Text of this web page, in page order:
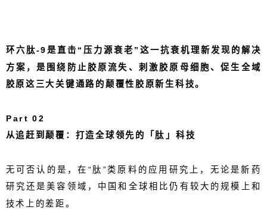
环六肽-9是直击“压力源衰老”这一抗衰机理新发现的解决
方案，是围绕防止胶原流失、刺激胶原母细胞、促生全域
胶原这三大关键通路的颠覆性胶原新生科技。
Part 02
从追赶到颠覆：打造全球领先的「肽 」科技
无可否认的是，在“肽”类原料的应用研究上，无论是新药
研究还是美容领域，中国和全球相比仍有较大的规模上和
技术上的差距。